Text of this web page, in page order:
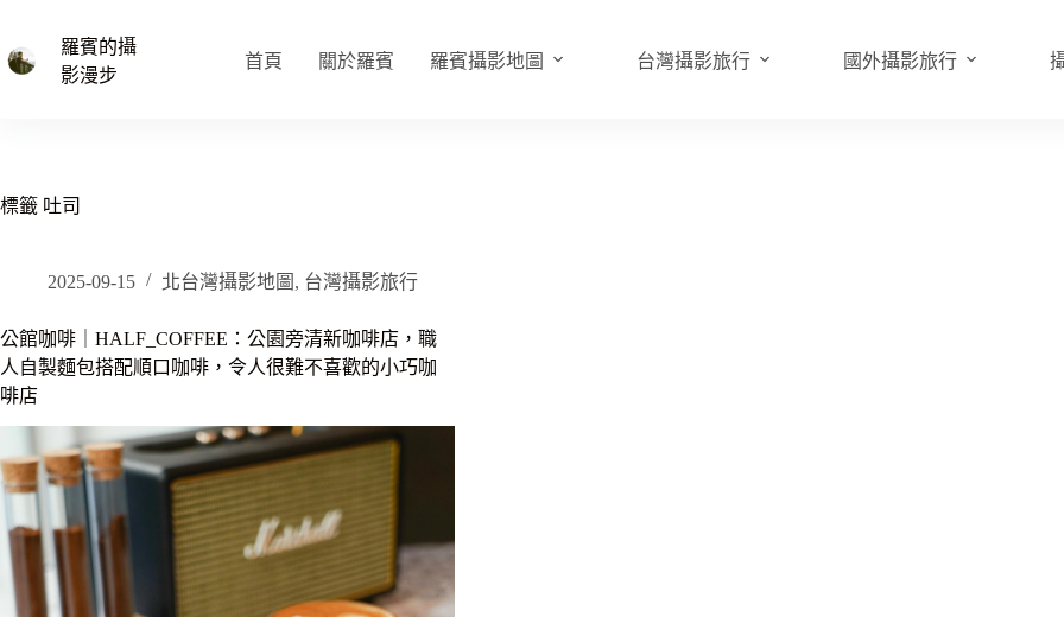
主
羅賓的攝
影漫步
首頁 關於羅賓 羅賓攝影地圖 台灣攝影旅行 國外攝影旅行
標籤 吐司
2025-09-15 北台灣攝影地圖 , 台灣攝影旅行
公館咖啡｜HALF_COFFEE：公園旁清新咖啡店，職
人自製麵包搭配順口咖啡，令人很難不喜歡的小巧咖
啡店